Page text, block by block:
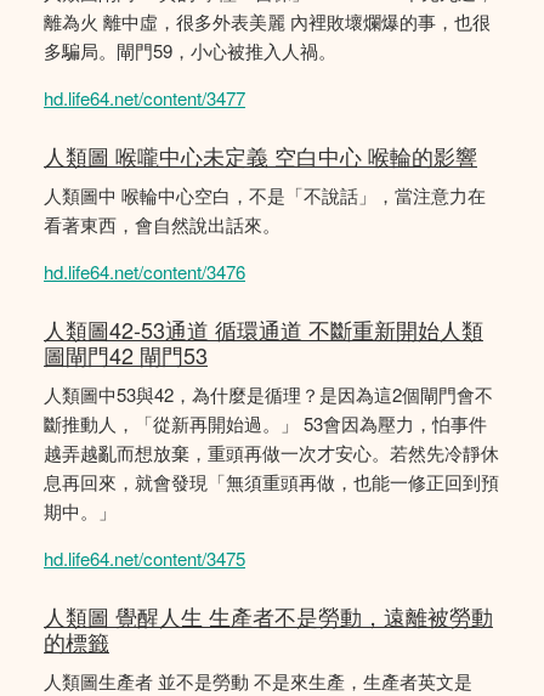
離為火 離中虛，很多外表美麗 內裡敗壞爛爆的事，也很
多騙局。閘門59，小心被推入人禍。
hd.life64.net/content/3477
人類圖 喉嚨中心未定義 空白中心 喉輪的影響
人類圖中 喉輪中心空白，不是「不說話」，當注意力在
看著東西，會自然說出話來。
hd.life64.net/content/3476
人類圖42-53通道 循環通道 不斷重新開始人類
圖閘門42 閘門53
人類圖中53與42，為什麼是循理？是因為這2個閘門會不
斷推動人，「從新再開始過。」 53會因為壓力，怕事件
越弄越亂而想放棄，重頭再做一次才安心。若然先冷靜休
息再回來，就會發現「無須重頭再做，也能一修正回到預
期中。」
hd.life64.net/content/3475
人類圖 覺醒人生 生產者不是勞動，遠離被勞動
的標籤
人類圖生產者 並不是勞動 不是來生產，生產者英文是